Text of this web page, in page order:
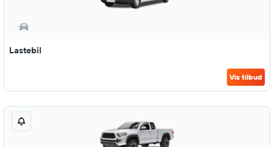
Lastebil
Vis tilbud